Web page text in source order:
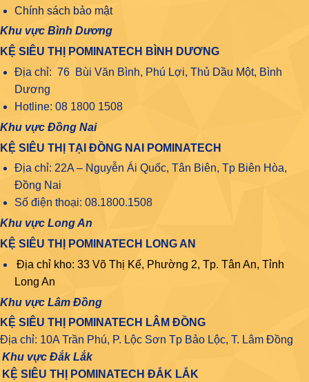
Chính sách bảo mật
Khu vực Bình Dương
KỆ SIÊU THỊ POMINATECH BÌNH DƯƠNG
Địa chỉ: 76 Bùi Văn Bình, Phú Lợi, Thủ Dầu Một, Bình
Dương
Hotline: 08 1800 1508
Khu vực Đồng Nai
KỆ SIÊU THỊ TẠI ĐỒNG NAI POMINATECH
Địa chỉ: 22A – Nguyễn Ái Quốc, Tân Biên, Tp Biên Hòa,
Đồng Nai
Số điện thoại: 08.1800.1508
Khu vực Long An
KỆ SIÊU THỊ POMINATECH LONG AN
Địa chỉ kho: 33 Võ Thị Kế, Phường 2, Tp. Tân An, Tỉnh
Long An
Khu vực Lâm Đồng
KỆ SIÊU THỊ POMINATECH LÂM ĐỒNG
Địa chỉ: 10A Trần Phú, P. Lộc Sơn Tp Bảo Lộc, T. Lâm Đồng
Khu vực Đắk Lắk
KỆ SIÊU THỊ POMINATECH ĐẮK LẮK